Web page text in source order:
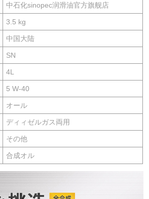
中石化sinopec润滑油官方旗舰店
3.5 kg
中国大陆
SN
4L
5 W-40
オール
ディィゼルガス両用
その他
合成オル